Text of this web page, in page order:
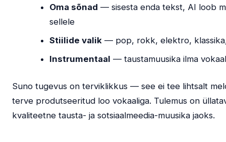
Oma sõnad — sisesta enda tekst, AI loob
sellele
Stiilide valik — pop, rokk, elektro,
Instrumentaal — taustamuusika ilma
Suno tugevus on terviklikkus — see ei tee lihtsalt
terve produtseeritud loo vokaaliga. Tulemus on
kvaliteetne tausta- ja sotsiaalmeedia-muusika jaoks.